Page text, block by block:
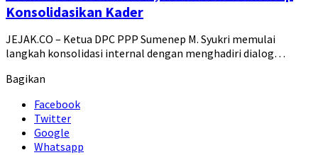
Konsolidasikan Kader
JEJAK.CO – Ketua DPC PPP Sumenep M. Syukri memulai
langkah konsolidasi internal dengan menghadiri dialog…
Bagikan
Facebook
Twitter
Google
Whatsapp